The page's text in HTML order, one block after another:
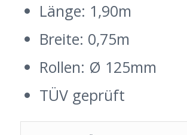
Länge: 1,90m
Breite: 0,75m
Rollen: Ø 125mm
TÜV geprüft